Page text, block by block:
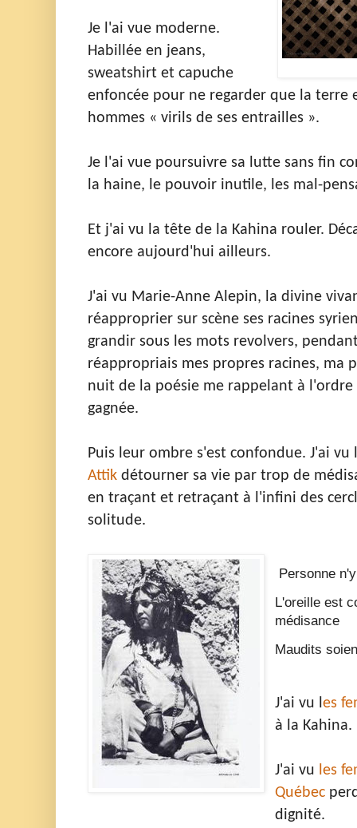
Je l'ai vue moderne.
Habillée en jeans,
sweatshirt et capuche
enfoncée pour ne regarder que la terre
hommes « virils de ses entrailles ».
Je l'ai vue poursuivre sa lutte sans fin
la haine, le pouvoir inutile, les mal-
Et j'ai vu la tête de la Kahina rouler.
encore aujourd'hui ailleurs.
J'ai vu Marie-Anne Alepin, la divine
réapproprier sur scène ses racines
grandir sous les mots revolvers,
réappropriais mes propres racines, ma
nuit de la poésie me rappelant à
gagnée.
Puis leur ombre s'est confondue. J'ai vu
Attik détourner sa vie par trop de
en traçant et retraçant à l'infini des
solitude.
Personne
L'oreille est
médisance
Maudits
J'ai vu les
à la Kahina.
J'ai vu les
Québec
dignité.